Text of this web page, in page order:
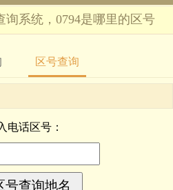
询系统，0794是哪里的区号
区号查询
电话区号：